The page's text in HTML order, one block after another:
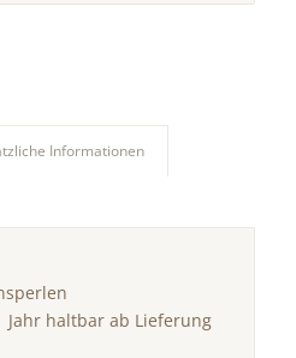
Informationen
Jahr haltbar ab Lieferung